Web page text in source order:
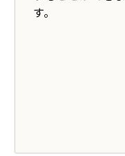
す。